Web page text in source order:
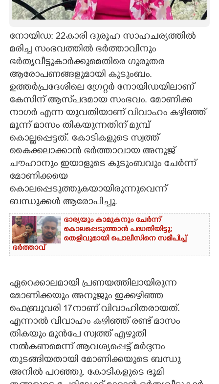
ASTRO
CARTOONS
LITERATURE
ZOOM
CONTACT US
നോയിഡ: 22കാരി ദുരൂഹ സാഹചര്യത്തിൽ
മരിച്ച സംഭവത്തിൽ ഭർത്താവിനും
ഭർതൃവീട്ടുകാർക്കുമെതിരെ ഗുരുതര
ആരോപണങ്ങളുമായി കുടുംബം.
ഉത്തർപ്രദേശിലെ ഗ്രേറ്റർ നോയിഡയിലാണ്
കേസിന് ആസ്‌പദമായ സംഭവം. മോണിക്ക
നാഗർ എന്ന യുവതിയാണ് വിവാഹം കഴിഞ്ഞ്
മൂന്ന് മാസം തികയുന്നതിന് മുമ്പ്
കൊല്ലപ്പെട്ടത്. കോടികളുടെ സ്വത്ത്
കൈക്കലാക്കാൻ ഭർത്താവായ അനുജ്
ചൗഹാനും ഇയാളുടെ കുടുംബവും ചേർന്ന്
മോണിക്കയെ
കൊലപ്പെടുത്തുകയായിരുന്നുവെന്ന്
ബന്ധുക്കൾ ആരോപിച്ചു.
ഭാര്യയും കാമുകനും ചേർന്ന്
കൊലപ്പെടുത്താൻ പദ്ധതിയിട്ടു;
തെളിവുമായി പൊലീസിനെ സമീപിച്ച്
ഭർത്താവ്
ഏറെക്കാലമായി പ്രണയത്തിലായിരുന്ന
മോണിക്കയും അനുജും ഇക്കഴിഞ്ഞ
ഫെബ്രുവരി 17നാണ് വിവാഹിതരായത്.
എന്നാൽ വിവാഹം കഴിഞ്ഞ് രണ്ട് മാസം
തികയും മുൻപേ സ്വത്ത് എഴുതി
നൽകണമെന്ന് ആവശ്യപ്പെട്ട് മർദ്ദനം
തുടങ്ങിയതായി മോണിക്കയുടെ ബന്ധു
അനിൽ പറഞ്ഞു. കോടികളുടെ ഭൂമി